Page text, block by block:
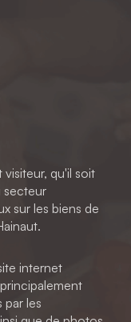
qu'il soit
secteur
sur les biens de
internet
les